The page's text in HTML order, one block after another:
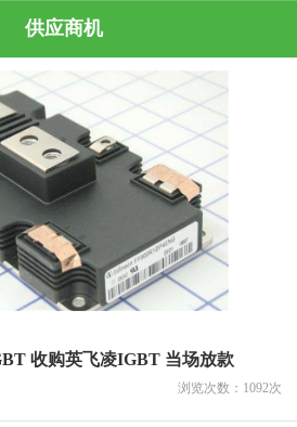
供应商机
收购英飞凌IGBT 当场放款
浏览次数： 1092次